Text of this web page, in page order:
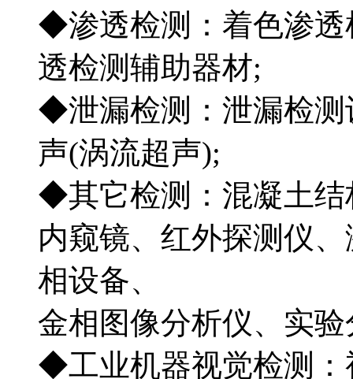
◆渗透检测：着色渗透
透检测辅助器材;
◆泄漏检测：泄漏检测
声(涡流超声);
◆其它检测：混凝土结
内窥镜、红外探测仪
相设备、
金相图像分析仪、实
◆工业机器视觉检测：